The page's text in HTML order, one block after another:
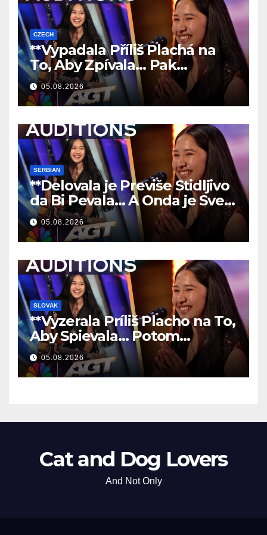
CZECH
**Vypadala Příliš Plachá na
To, Aby Zpívala… Pak
Nechala Všechny Bez Slov!
**
05.08.2026
SERBIAN
**Delovala je Previše Stidljivo
da Bi Pevala… A Onda je Sve
Ostavila Bez Reči!
**
05.08.2026
SLOVAK
**Vyzerala Príliš Placho na To,
Aby Spievala… Potom
Nechala Všetkých Bez Slov!
**
05.08.2026
Cat and Dog Lovers
And Not Only